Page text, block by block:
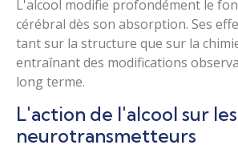
L'alcool modifie profondément le
cérébral dès son absorption. Ses
tant sur la structure que sur la
entraînant des modifications
long terme.
L'action de l'alcool sur les
neurotransmetteurs